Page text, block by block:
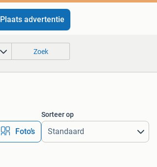
Plaats advertentie
Zoek
Foto’s
Sorteer op